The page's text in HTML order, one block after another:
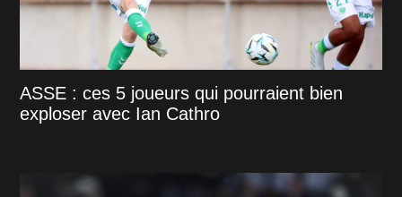
ASSE : ces 5 joueurs qui pourraient bien
exploser avec Ian Cathro